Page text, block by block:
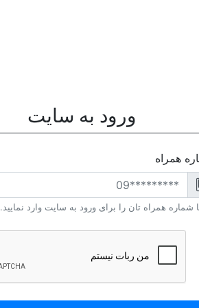
ورود به سایت
همراه
شماره همراه تان را برای ورود به سایت وارد نمایید.